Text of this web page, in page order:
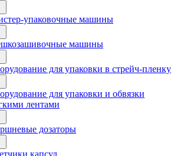
упаковочные машины
машины
для упаковки в стрейч-пленку
для упаковки и обвязки
лентами
дозаторы
капсул